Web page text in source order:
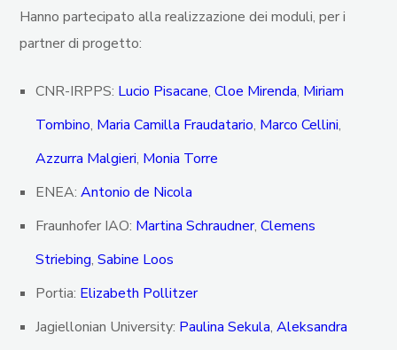
Hanno partecipato alla realizzazione dei moduli, per i
partner di progetto:
CNR-IRPPS: Lucio Pisacane, Cloe Mirenda, Miriam
Tombino, Maria Camilla Fraudatario, Marco Cellini,
Azzurra Malgieri, Monia Torre
ENEA: Antonio de Nicola
Fraunhofer IAO: Martina Schraudner, Clemens
Striebing, Sabine Loos
Portia: Elizabeth Pollitzer
Jagiellonian University: Paulina Sekula, Aleksandra